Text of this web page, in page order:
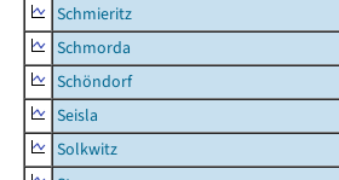
Schmieritz
Schmorda
Schöndorf
Seisla
Solkwitz